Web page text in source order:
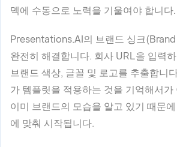
덱에 수동으로 노력을 기울여야 합니다.
Presentations.AI의 브랜드 싱크
완전히 해결합니다. 회사 URL을 입력
브랜드 색상, 글꼴 및 로고를 추출합니
가 템플릿을 적용하는 것을 기억해서가
이미 브랜드의 모습을 알고 있기 때문
에 맞춰 시작됩니다.